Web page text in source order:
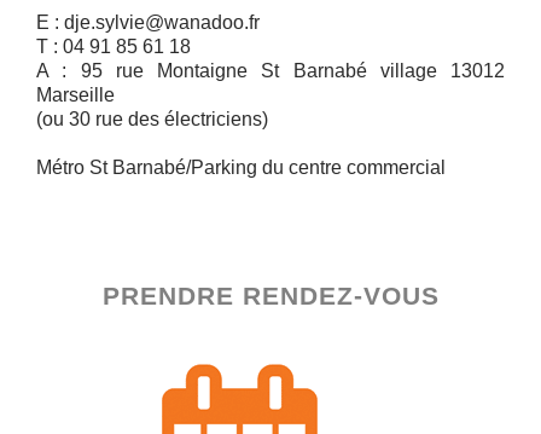
E : dje.sylvie@wanadoo.fr
T : 04 91 85 61 18
A : 95 rue Montaigne St Barnabé village 13012
Marseille
(ou 30 rue des électriciens)
Métro St Barnabé/Parking du centre commercial
PRENDRE RENDEZ-VOUS